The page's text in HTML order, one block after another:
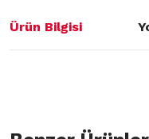
Ürün Bilgisi
öneri formunu kullanarak